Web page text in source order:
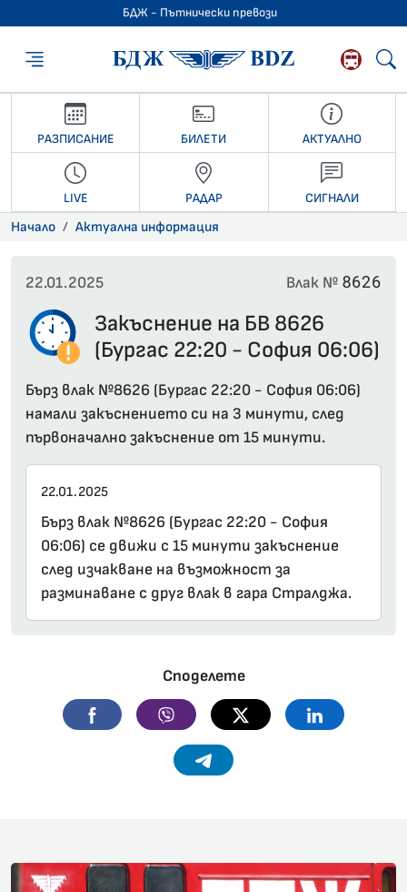
БДЖ - Пътнически превози
БДЖ -
РАЗПИСАНИЕ БИЛЕТИ АКТУАЛНО
LIVE РАДАР СИГНАЛИ
Начало Актуална информация
22.01.2025 Влак № 8626
Закъснение на БВ 8626
(Бургас 22:20 - София 06:06)
Бърз влак №8626 (Бургас 22:20 - София 06:06)
намали закъснението си на 3 минути, след
първоначално закъснение от 15 минути.
22.01.2025
Бърз влак №8626 (Бургас 22:20 - София
06:06) се движи с 15 минути закъснение
след изчакване на възможност за
разминаване с друг влак в гара Стралджа.
Споделете
Facebook Viber Twitter Linkedin
Telegram